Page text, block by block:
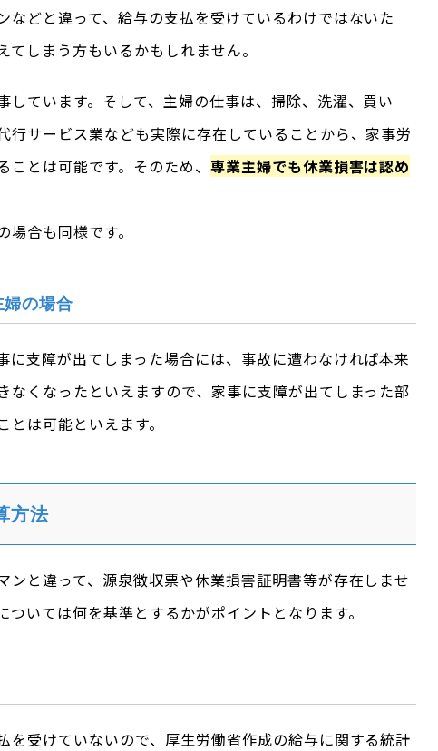
などと違って、給与の支払を受けているわけではないた
しまう方もいるかもしれません。
しています。そして、主婦の仕事は、掃除、洗濯、買い
行サービス業なども実際に存在していることから、家事労
とは可能です。そのため、 専業主婦でも休業損害は認め
合も同様です。
の場合
に支障が出てしまった場合には、事故に遭わなければ本来
なくなったといえますので、家事に支障が出てしまった部
は可能といえます。
方法
ンと違って、源泉徴収票や休業損害証明書等が存在しませ
いては何を基準とするかがポイントとなります。
を受けていないので、厚生労働省作成の給与に関する統計